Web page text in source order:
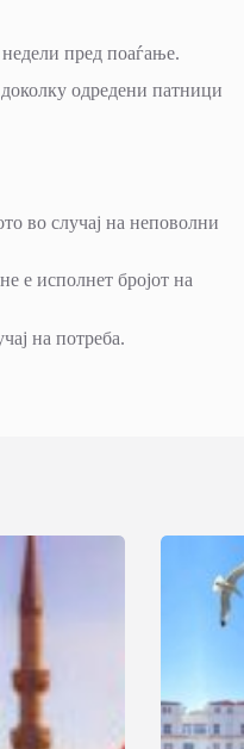
недели пред поаѓање.
одредени патници
во случај на неповолни
е исполнет бројот на
на потреба.